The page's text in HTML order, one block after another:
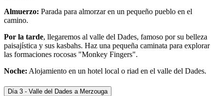
Almuerzo: Parada para almorzar en un pequeño pueblo en el
camino.
Por la tarde, llegaremos al valle del Dades, famoso por su belleza
paisajística y sus kasbahs. Haz una pequeña caminata para explorar
las formaciones rocosas "Monkey Fingers".
Noche: Alojamiento en un hotel local o riad en el valle del Dades.
Día 3 - Valle del Dades a Merzouga